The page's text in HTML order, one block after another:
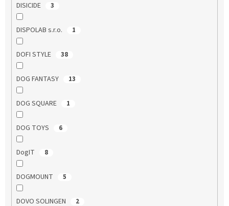
DISICIDE 3
DISPOLAB s.r.o. 1
DOFI STYLE 38
DOG FANTASY 13
DOG SQUARE 1
DOG TOYS 6
DogIT 8
DOGMOUNT 5
DOVO SOLINGEN 2